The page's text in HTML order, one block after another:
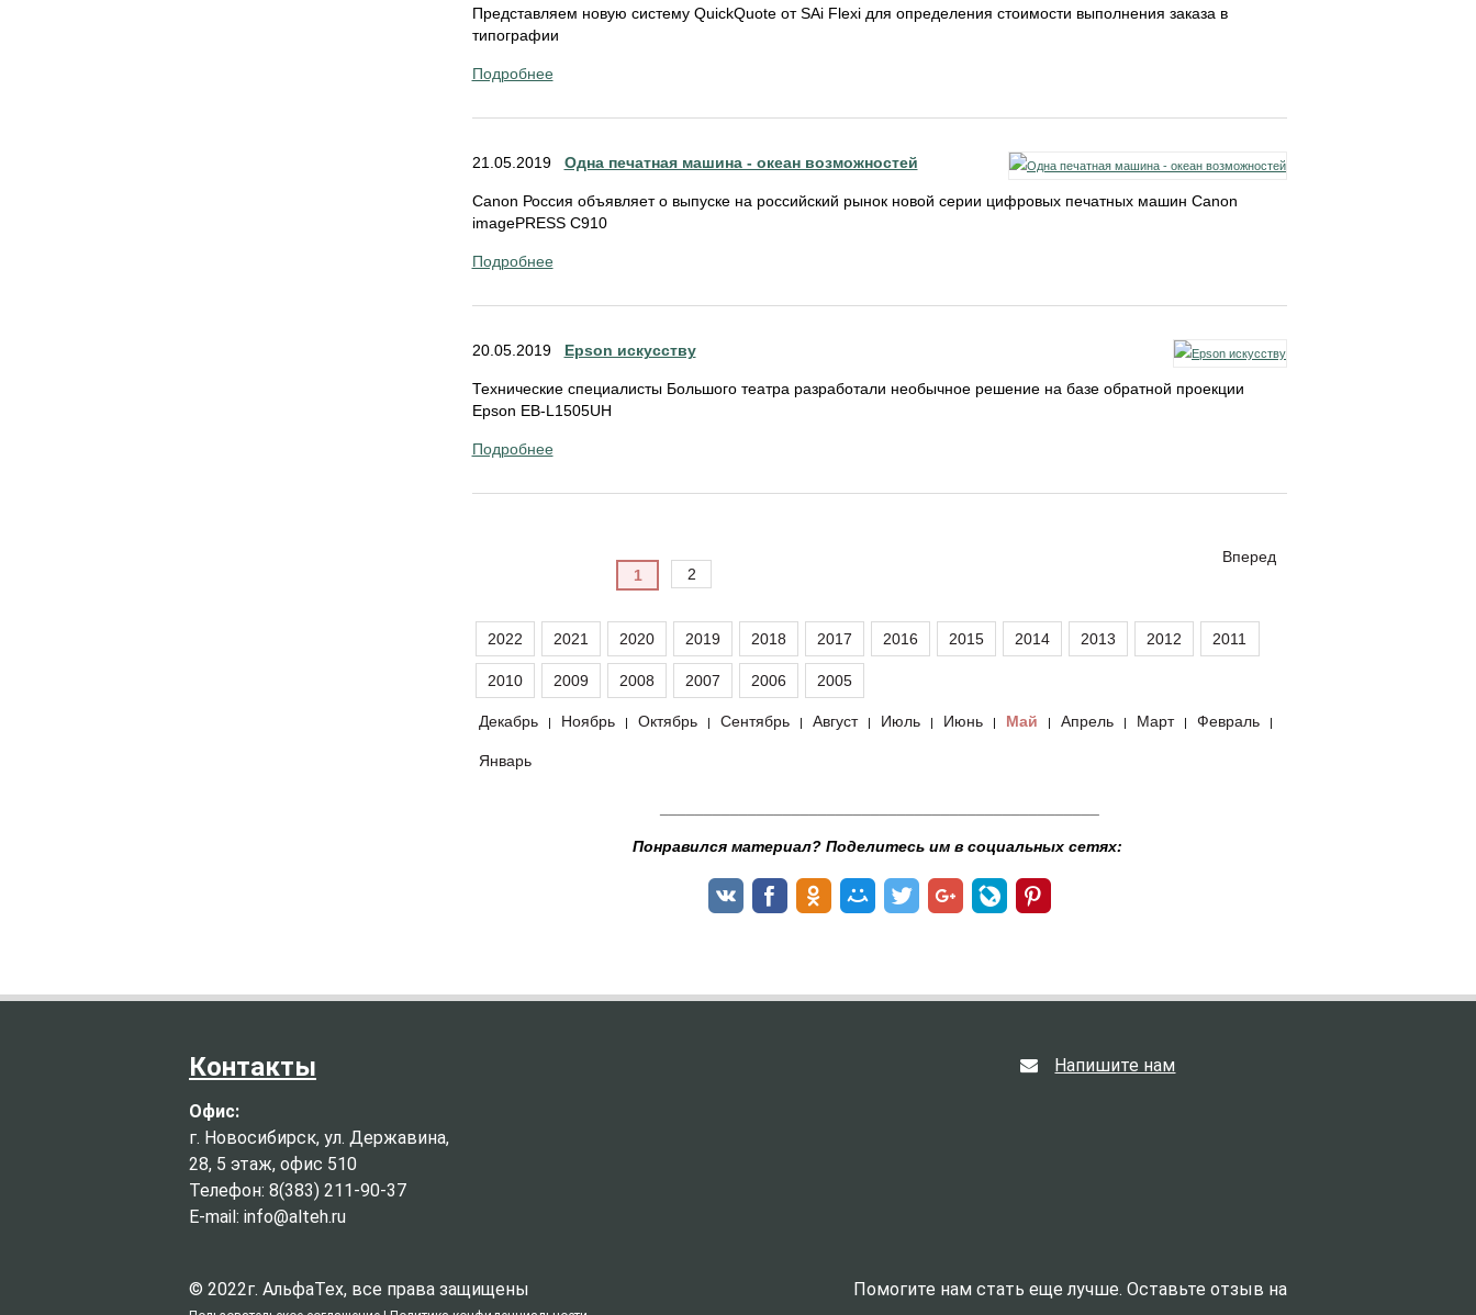
Представляем новую систему QuickQuote от SAi Flexi для определения стоимости выполнения заказа в
типографии
Подробнее
21.05.2019 Одна печатная машина - океан возможностей
Canon Россия объявляет о выпуске на российский рынок новой серии цифровых печатных машин Canon
imagePRESS C910
Подробнее
20.05.2019 Epson искусству
Технические специалисты Большого театра разработали необычное решение на базе обратной проекции
Epson EB-L1505UH
Подробнее
Вперед
1
2
2022 2021 2020 2019 2018 2017 2016 2015 2014 2013 2012 2011
2010 2009 2008 2007 2006 2005
Декабрь | Ноябрь | Октябрь | Сентябрь | Август | Июль | Июнь | Май | Апрель | Март | Февраль |
Январь
Понравился материал? Поделитесь им в социальных сетях:
Контакты
Офис:
г. Новосибирск, ул. Державина,
28, 5 этаж, офис 510
Телефон: 8(383) 211-90-37
E-mail: info@alteh.ru
Напишите нам
© 2022г. АльфаТех, все права защищены Помогите нам стать еще лучше. Оставьте отзыв на